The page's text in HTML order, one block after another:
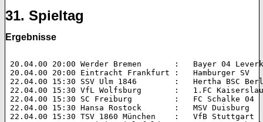
31. Spieltag
Ergebnisse
20.04.00 20:00 Werder Bremen       :   Bayer 04 Leverkusen
20.04.00 20:00 Eintracht Frankfurt :   Hamburger SV 		3:0 (1:0)
22.04.00 15:30 SSV Ulm 1846        :   Hertha BSC Berlin 	0:1
22.04.00 15:30 VfL Wolfsburg       :   1.FC Kaiserslautern
22.04.00 15:30 SC Freiburg         :   FC Schalke 04 		2:1 (1:1)
22.04.00 15:30 Hansa Rostock       :   MSV Duisburg 		3:1 (2:0)
22.04.00 15:30 TSV 1860 München    :   VfB Stuttgart 		1:1 (0:0)